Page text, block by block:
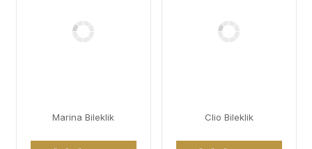
Marina Bileklik Clio Bileklik